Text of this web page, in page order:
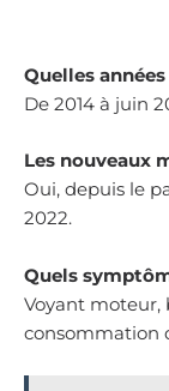
Quelles
De 2014 à juin
Les nouveaux
Oui, depuis le
2022.
Quels
Voyant moteur,
consommation